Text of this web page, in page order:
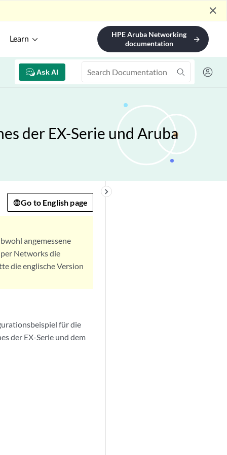
close
Learn
HPE Aruba Networking
documentation
arrow_forward
Ask AI
der EX-Serie und Aruba
keyboard_arrow_right
Go to English page
angemessene
Networks die
die englische Version
für die
der EX-Serie und dem